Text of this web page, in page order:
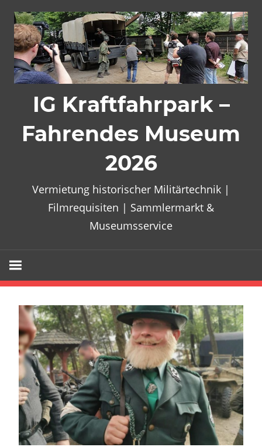
Inhalt
springen
IG Kraftfahrpark –
Fahrendes Museum
2026
Vermietung historischer Militärtechnik |
Filmrequisiten | Sammlermarkt &
Museumsservice